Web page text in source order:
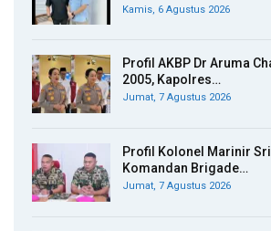
Kamis, 6 Agustus 2026
Profil AKBP Dr Aruma
2005, Kapolres…
Jumat, 7 Agustus 2026
Profil Kolonel Marinir Sri
Komandan Brigade…
Jumat, 7 Agustus 2026